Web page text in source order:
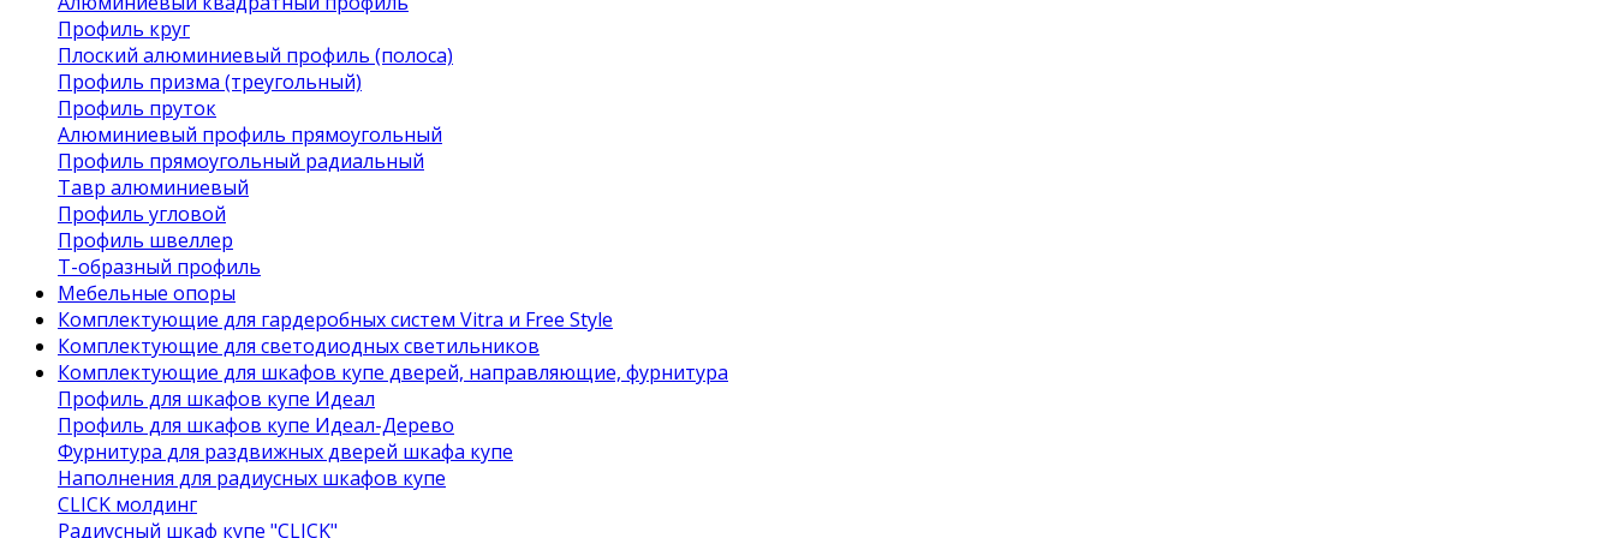
Профиль круг
Плоский алюминиевый профиль (полоса)
Профиль призма (треугольный)
Профиль пруток
Алюминиевый профиль прямоугольный
Профиль прямоугольный радиальный
Тавр алюминиевый
Профиль угловой
Профиль швеллер
Т-образный профиль
Мебельные опоры
Комплектующие для гардеробных систем Vitra и Free Style
Комплектующие для светодиодных светильников
Комплектующие для шкафов купе дверей, направляющие, фурнитура
Профиль для шкафов купе Идеал
Профиль для шкафов купе Идеал-Дерево
Фурнитура для раздвижных дверей шкафа купе
Наполнения для радиусных шкафов купе
CLICK молдинг
Радиусный шкаф купе "CLICK"